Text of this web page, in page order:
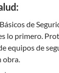
de
lo primero.
equipos de
obra.